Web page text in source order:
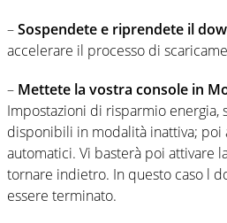
–Sospendete e riprendete il
accelerare il processo di
– Mettete la vostra console in
Impostazioni di risparmio energia,
disponibili in modalità inattiva;
automatici. Vi basterà poi attivare
tornare indietro. In questo caso l
essere terminato.